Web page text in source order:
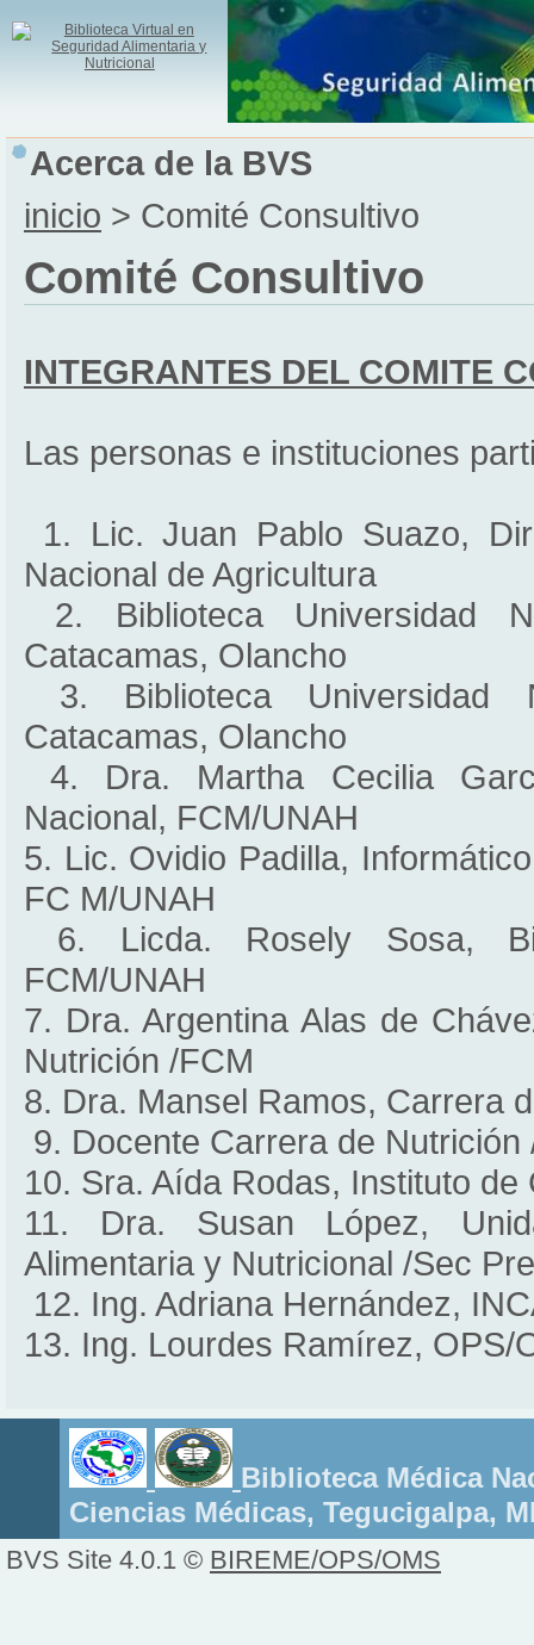
Acerca de la BVS
inicio > Comité Consultivo
Comité Consultivo
INTEGRANTES DEL COMITE
Las personas e instituciones
1. Lic. Juan Pablo Suazo,
Nacional de Agricultura
2. Biblioteca Universidad
Catacamas, Olancho
3. Biblioteca Universidad
Catacamas, Olancho
4. Dra. Martha Cecilia
Nacional, FCM/UNAH
5. Lic. Ovidio Padilla,
FC M/UNAH
6. Licda. Rosely Sosa,
FCM/UNAH
7. Dra. Argentina Alas de
Nutrición /FCM
8. Dra. Mansel Ramos, Carrera
9. Docente Carrera de Nutrición
10. Sra. Aída Rodas, Instituto
11. Dra. Susan López,
Alimentaria y Nutricional /Sec
12. Ing. Adriana Hernández,
13. Ing. Lourdes Ramírez, OPS/
Biblioteca Médica
Ciencias Médicas, Tegucigalpa,
BVS Site 4.0.1 © BIREME/OPS/OMS